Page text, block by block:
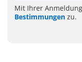
Mit Ihrer
Bestimmungen zu.